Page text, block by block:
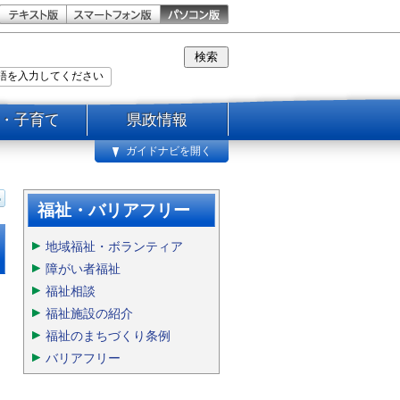
子育て 県政情報
ガイドナビを開く
福祉・バリアフリー
地域福祉・ボランティア
障がい者福祉
福祉相談
福祉施設の紹介
福祉のまちづくり条例
バリアフリー